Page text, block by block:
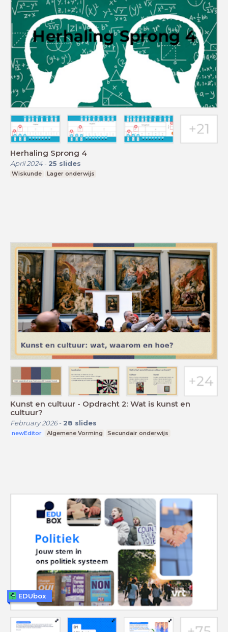
Herhaling Sprong 4
April 2024- 25 slides
Wiskunde Lager onderwijs
Kunst en cultuur - Opdracht 2: Wat is kunst en
cultuur?
February 2026- 28 slides
newEditor Algemene Vorming Secundair onderwijs
EDUbox